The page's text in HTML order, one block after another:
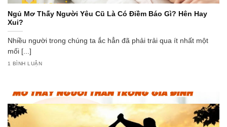
Ngủ Mơ Thấy Người Yêu Cũ Là Có Điềm Báo Gì? Hên Hay
Xui?
Nhiều người trong chúng ta ắc hẳn đã phải trải qua ít nhất một
mối [...]
1 BÌNH LUẬN